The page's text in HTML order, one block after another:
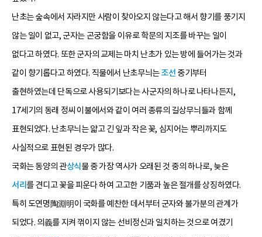
난초는 숲속에서 자라지만 사람이 찾아오지 않는다고 해서 향기를 풍기지
않는 일이 없고, 군자는 곤궁함을 이유로 학문의 지조를 바꾸는 일이
없다고 하였다. 또한 군자의 교제는 마치 난초가 있는 방에 들어가는 것과
같이 향기롭다고 하였다. 직물에서 난초무늬는조선 중기부터
출현하였는데 단독으로 사용되기보다는 사군자의 하나로 나타나든지,
17세기의 동래 정씨 이불에서와 같이 여러 종류의 길상무늬들과 함께
표현되었다. 난초무늬는 얇고 긴 잎과 작은 꽃, 심지어는 뿌리까지도
사실적으로 표현된 경우가 많다.
국화는 동양의 관상식물 중 가장 역사가 오래된 것 중의 하나로, 늦은
서리 를 견디고 꽃을 피운다 하여 고고한 기품과 높은 절개를 상징하였다.
특히 도연명陶淵明이 국화를 예찬한 데서부터 군자와 불가분의 관계가
되었다. 의義를 지켜 꺾이지 않는 선비정신과 일치하는 것으로 여겼기